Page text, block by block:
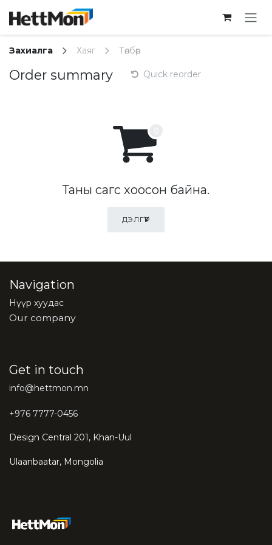
Захиалга Хаяг Төлбөр
Order summary Quick reorder
Таны сагс хоосон байна.
ДЭЛГҮҮР
Navigation
Нүүр хуудас
Our company
Get in touch
info@hettmon.mn
+976 7777-0456
Design Central 201, Khan-Uul
Ulaanbaatar, Mongolia